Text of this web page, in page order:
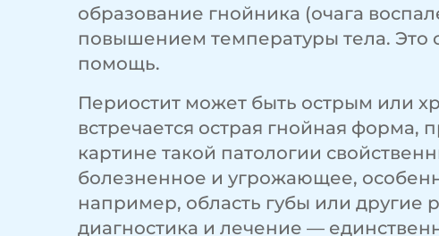
образование гнойника (очага
повышением температуры тела. Это
помощь.
Периостит может быть острым или
встречается острая гнойная форма,
картине такой патологии
болезненное и угрожающее,
например, область губы или другие
диагностика и лечение —